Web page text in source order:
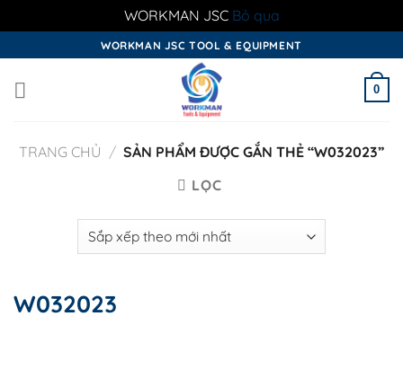
WORKMAN JSC Bỏ qua
to
content
WORKMAN JSC TOOL & EQUIPMENT
0
TRANG CHỦ / SẢN PHẨM ĐƯỢC GẮN THẺ “W032023”
LỌC
W032023